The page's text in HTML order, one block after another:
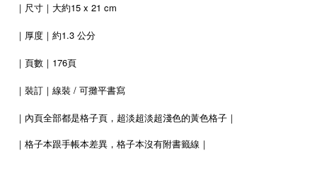
｜尺寸｜大約15 x 21 cm
｜厚度｜約1.3 公分
｜頁數｜176頁
｜裝訂｜線裝 / 可攤平書寫
｜ 內頁全部都是格子頁，超淡超淡超淺色的黃色格子 ｜
｜ 格子本跟手帳本差異，格子本沒有附書籤線 ｜